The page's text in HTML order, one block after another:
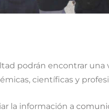
podrán encontrar
científicas y
la información a